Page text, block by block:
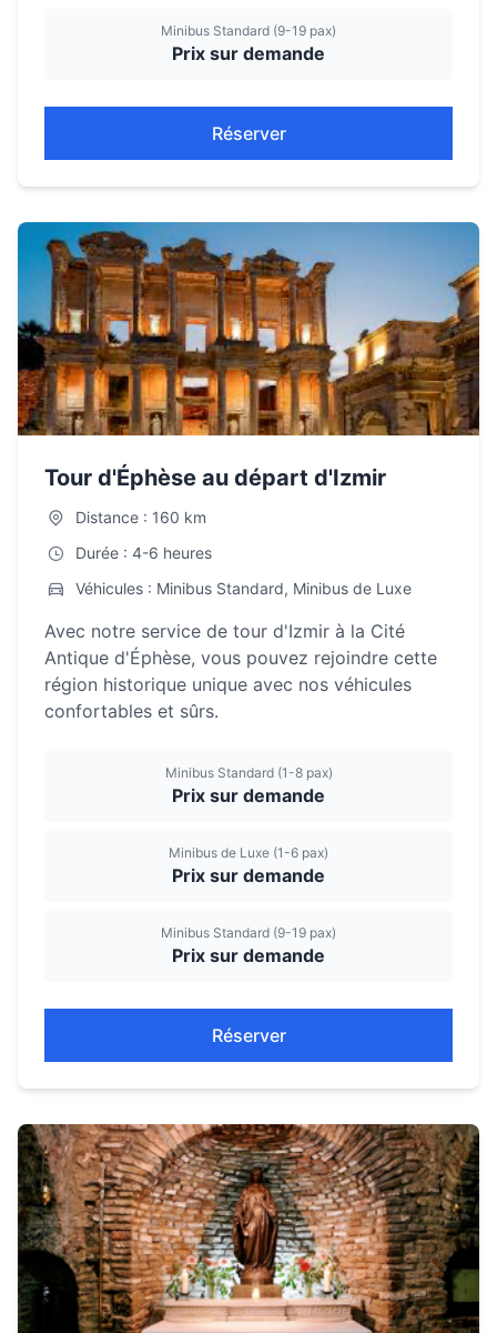
Minibus Standard (9-19 pax)
Prix sur demande
Réserver
Tour d'Éphèse au départ d'Izmir
Distance : 160 km
Durée : 4-6 heures
Véhicules : Minibus Standard, Minibus de Luxe
Avec notre service de tour d'Izmir à la Cité
Antique d'Éphèse, vous pouvez rejoindre cette
région historique unique avec nos véhicules
confortables et sûrs.
Minibus Standard (1-8 pax)
Prix sur demande
Minibus de Luxe (1-6 pax)
Prix sur demande
Minibus Standard (9-19 pax)
Prix sur demande
Réserver